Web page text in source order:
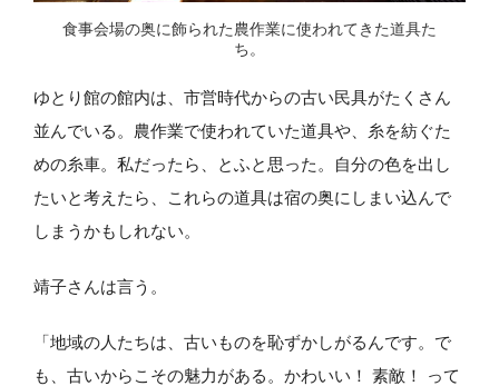
食事会場の奥に飾られた農作業に使われてきた道具た
ち。
ゆとり館の館内は、市営時代からの古い民具がたくさん
並んでいる。農作業で使われていた道具や、糸を紡ぐた
めの糸車。私だったら、とふと思った。自分の色を出し
たいと考えたら、これらの道具は宿の奥にしまい込んで
しまうかもしれない。
靖子さんは言う。
「地域の人たちは、古いものを恥ずかしがるんです。で
も、古いからこその魅力がある。かわいい！ 素敵！ って